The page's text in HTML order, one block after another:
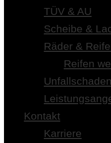
TÜV & AU
Scheibe &
Räder &
Reifen
Kontakt
Karriere